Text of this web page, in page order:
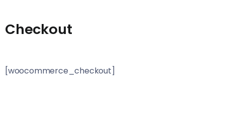
Checkout
[woocommerce_checkout]